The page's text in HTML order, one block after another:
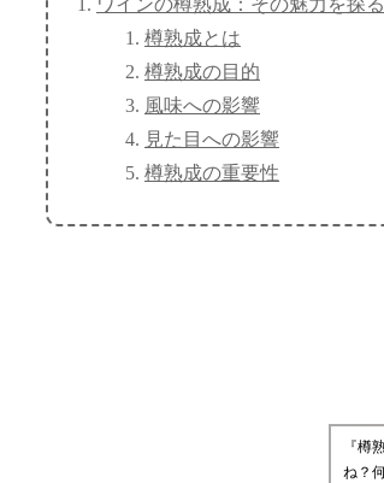
樽熟成とは
樽熟成の目的
風味への影響
見た目への影響
樽熟成の重要性
『樽
ね？